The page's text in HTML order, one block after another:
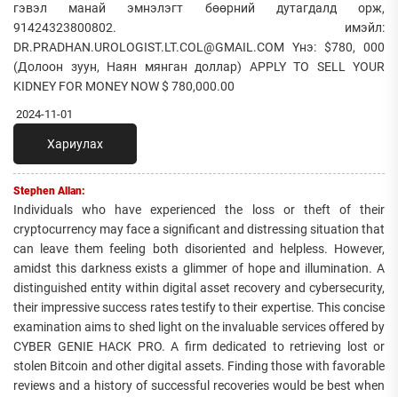
гэвэл манай эмнэлэгт бөөрний дутагдалд орж,
91424323800802. имэйл:
DR.PRADHAN.UROLOGIST.LT.COL@GMAIL.COM Yнэ: $780, 000
(Долоон зуун, Наян мянган доллар) APPLY TO SELL YOUR
KIDNEY FOR MONEY NOW $ 780,000.00
2024-11-01
Хариулах
Stephen Allan:
Individuals who have experienced the loss or theft of their
cryptocurrency may face a significant and distressing situation that
can leave them feeling both disoriented and helpless. However,
amidst this darkness exists a glimmer of hope and illumination. A
distinguished entity within digital asset recovery and cybersecurity,
their impressive success rates testify to their expertise. This concise
examination aims to shed light on the invaluable services offered by
CYBER GENIE HACK PRO. A firm dedicated to retrieving lost or
stolen Bitcoin and other digital assets. Finding those with favorable
reviews and a history of successful recoveries would be best when